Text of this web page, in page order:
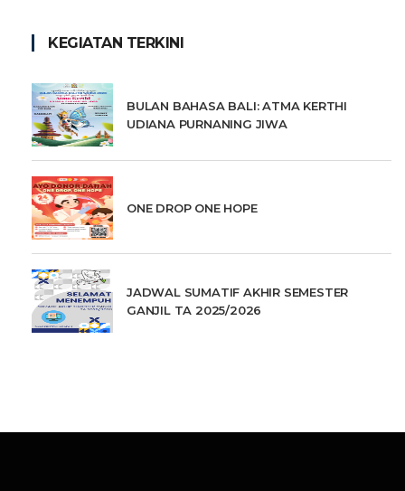
KEGIATAN TERKINI
BULAN BAHASA BALI: ATMA KERTHI
UDIANA PURNANING JIWA
ONE DROP ONE HOPE
JADWAL SUMATIF AKHIR SEMESTER
GANJIL TA 2025/2026